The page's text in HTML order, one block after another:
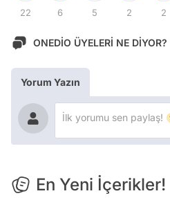
22 6 5 2 2
ONEDİO ÜYELERİ NE DİYOR?
Yorum Yazın
En Yeni İçerikler!